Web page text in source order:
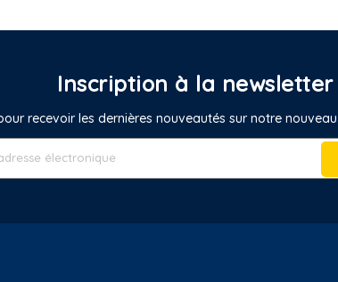
Inscription à la newsletter
recevoir les dernières nouveautés sur notre